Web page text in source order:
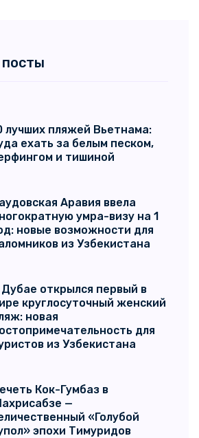
лучших пляжей Вьетнама:
ехать за белым песком,
и тишиной
Аравия ввела
умра-визу на 1
новые возможности для
из Узбекистана
открылся первый в
круглосуточный женский
новая
для
из Узбекистана
Кок-Гумбаз в
—
«Голубой
эпохи Тимуридов